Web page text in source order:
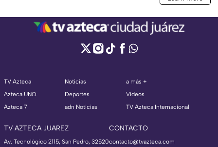
TV Azteca
Azteca UNO
Azteca 7
Noticias
Deportes
adn Noticias
a más +
Videos
TV Azteca Internacional
TV AZTECA JUAREZ
Av. Tecnológico 2115, San Pedro, 32520
CONTACTO
contacto@tvazteca.com